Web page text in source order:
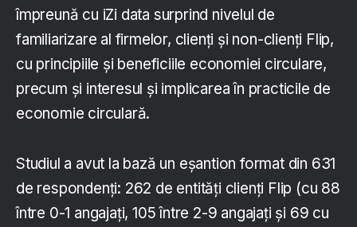
împreună cu iZi data surprind nivelul de
familiarizare al firmelor, clienți și non-clienți Flip,
cu principiile și beneficiile economiei circulare,
precum și interesul și implicarea în practicile de
economie circulară.
Studiul a avut la bază un eșantion format din 631
de respondenți: 262 de entități clienți Flip (cu 88
între 0-1 angajați, 105 între 2-9 angajați și 69 cu